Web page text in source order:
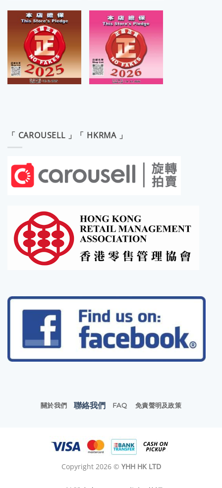
「 CAROUSELL 」「 HKRMA 」
關於我們 聯絡我們 FAQ 免責聲明及政策
Copyright 2026 © YHH HK LTD